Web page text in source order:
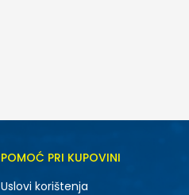
POMOĆ PRI KUPOVINI
Uslovi korištenja